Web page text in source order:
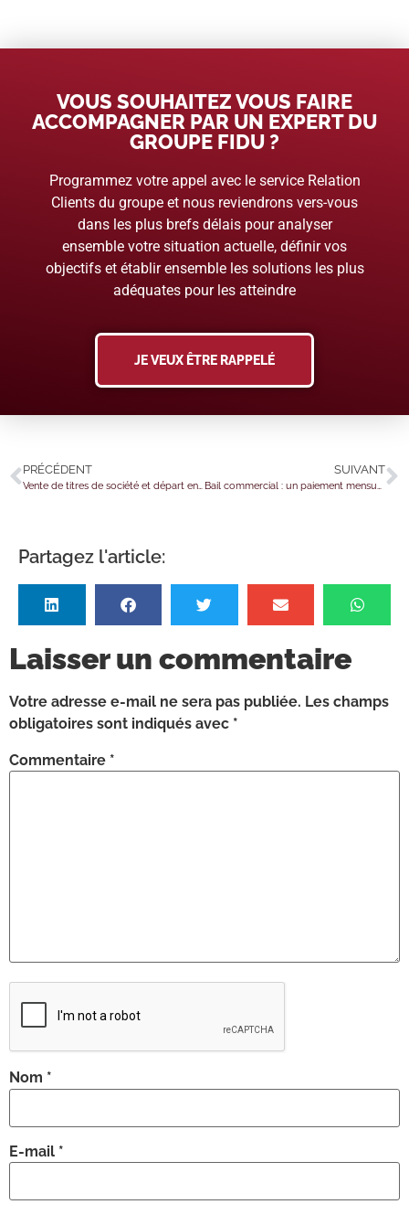
VOUS SOUHAITEZ VOUS FAIRE
ACCOMPAGNER PAR UN EXPERT DU
GROUPE FIDU ?
Programmez votre appel avec le service Relation
Clients du groupe et nous reviendrons vers-vous
dans les plus brefs délais pour analyser
ensemble votre situation actuelle, définir vos
objectifs et établir ensemble les solutions les plus
adéquates pour les atteindre
JE VEUX ÊTRE RAPPELÉ
PRÉCÉDENT
Vente de titres de société et départ en retraite d’un couple
SUIVANT
Bail commercial : un paiement mensuel… et plus rapide ?
Partagez l'article:
Laisser un commentaire
Votre adresse e-mail ne sera pas publiée. Les champs
obligatoires sont indiqués avec *
Commentaire *
Nom *
E-mail *